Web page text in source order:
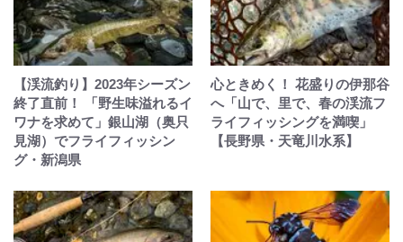
【渓流釣り】2023年シーズン
終了直前！ 「野生味溢れるイ
ワナを求めて」銀山湖（奥只
見湖）でフライフィッシン
グ・新潟県
心ときめく！ 花盛りの伊那谷
へ「山で、里で、春の渓流フ
ライフィッシングを満喫」
【長野県・天竜川水系】